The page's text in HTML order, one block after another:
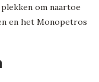
om naartoe
en het Monopetros